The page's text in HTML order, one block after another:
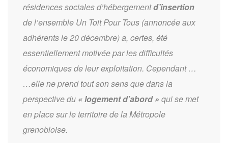
résidences sociales d’hébergementd’insertion
de l’ensemble Un Toit Pour Tous (annoncée aux
adhérents le 20 décembre) a, certes, été
essentiellement motivée par les difficultés
économiques de leur exploitation. Cependant …
…elle ne prend tout son sens que dans la
perspective du « logement d’abord » qui se met
en place sur le territoire de la Métropole
grenobloise.